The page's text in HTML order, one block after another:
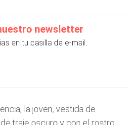
newsletter
en tu casilla de e-mail.
la joven, vestida de
traje oscuro y con el rostro